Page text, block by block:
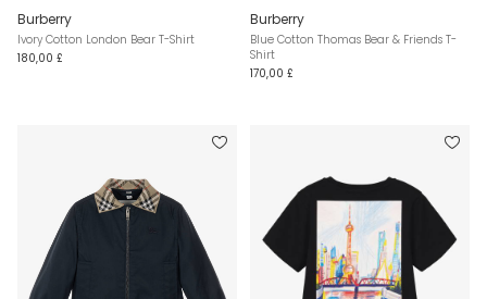
Burberry
Ivory Cotton London Bear T-Shirt
180,00 £
Burberry
Blue Cotton Thomas Bear & Friends T-
Shirt
170,00 £